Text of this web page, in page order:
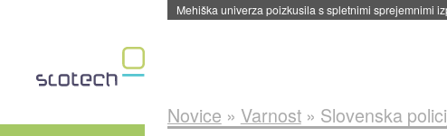
Mehiška univerza poizkusila s spletnimi sprejemnimi
Novice » Varnost» Slovenska